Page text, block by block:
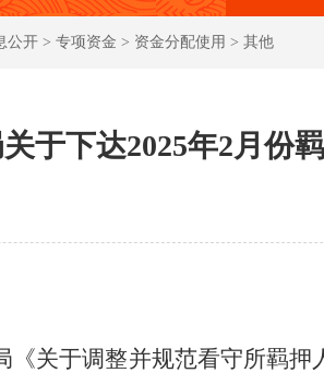
公开 > 专项资金 > 资金分配使用 > 其他
于下达2025年2月份
《关于调整并规范看守所羁